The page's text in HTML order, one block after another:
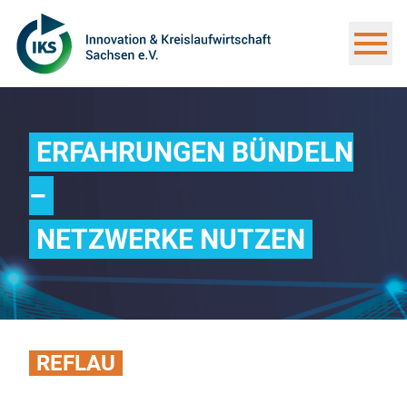
ERFAHRUNGEN BÜNDELN
–
NETZWERKE NUTZEN
REFLAU